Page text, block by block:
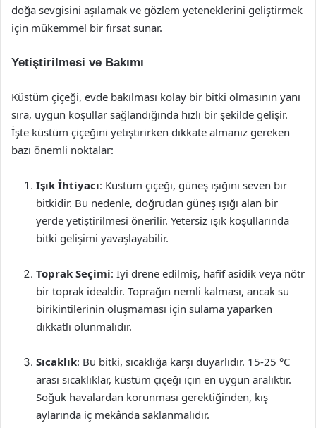
doğa sevgisini aşılamak ve gözlem yeteneklerini geliştirmek
için mükemmel bir fırsat sunar.
Yetiştirilmesi ve Bakımı
Küstüm çiçeği, evde bakılması kolay bir bitki olmasının yanı
sıra, uygun koşullar sağlandığında hızlı bir şekilde gelişir.
İşte küstüm çiçeğini yetiştirirken dikkate almanız gereken
bazı önemli noktalar:
Işık İhtiyacı: Küstüm çiçeği, güneş ışığını seven bir
bitkidir. Bu nedenle, doğrudan güneş ışığı alan bir
yerde yetiştirilmesi önerilir. Yetersiz ışık koşullarında
bitki gelişimi yavaşlayabilir.
Toprak Seçimi: İyi drene edilmiş, hafif asidik veya nötr
bir toprak idealdir. Toprağın nemli kalması, ancak su
birikintilerinin oluşmaması için sulama yaparken
dikkatli olunmalıdır.
Sıcaklık: Bu bitki, sıcaklığa karşı duyarlıdır. 15-25 °C
arası sıcaklıklar, küstüm çiçeği için en uygun aralıktır.
Soğuk havalardan korunması gerektiğinden, kış
aylarında iç mekânda saklanmalıdır.